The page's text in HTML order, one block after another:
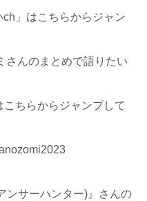
ch」はこちらからジャン
さんのまとめで語りたい
こちらからジャンプして
ンサーハンター)』さんの